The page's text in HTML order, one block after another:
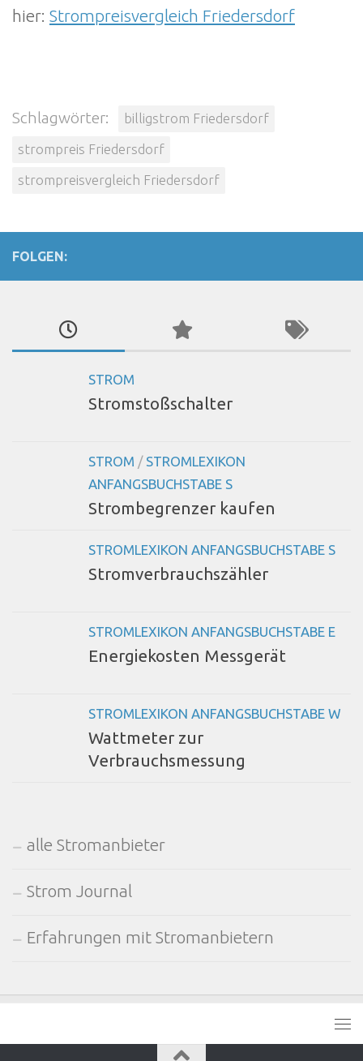
hier: Strompreisvergleich Friedersdorf
Schlagwörter: billigstrom Friedersdorf
strompreis Friedersdorf
strompreisvergleich Friedersdorf
FOLGEN:
STROM
Stromstoßschalter
STROM / STROMLEXIKON
ANFANGSBUCHSTABE S
Strombegrenzer kaufen
STROMLEXIKON ANFANGSBUCHSTABE S
Stromverbrauchszähler
STROMLEXIKON ANFANGSBUCHSTABE E
Energiekosten Messgerät
STROMLEXIKON ANFANGSBUCHSTABE W
Wattmeter zur
Verbrauchsmessung
alle Stromanbieter
Strom Journal
Erfahrungen mit Stromanbietern